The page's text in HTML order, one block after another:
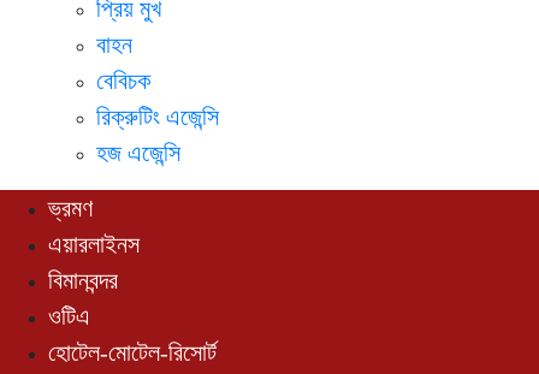
প্রিয় মুখ
বাহন
বেবিচক
রিক্রুটিং এজেন্সি
হজ এজেন্সি
ভ্রমণ
এয়ারলাইনস
বিমানবন্দর
ওটিএ
হোটেল-মোটেল-রিসোর্ট